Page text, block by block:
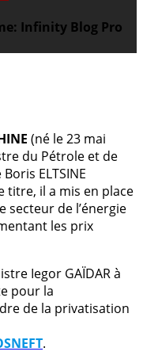
Infinity Blog Pro
(né le 23 mai
du Pétrole et de
ELTSINE
titre, il a mis en place
secteur de l’énergie
les prix
Iegor GAÏDAR à
pour la
de la privatisation
.